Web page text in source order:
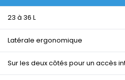
23 à 36 L
Latérale ergonomique
Sur les deux côtés pour un accès